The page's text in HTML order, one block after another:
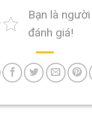
Bạn là
đánh giá!